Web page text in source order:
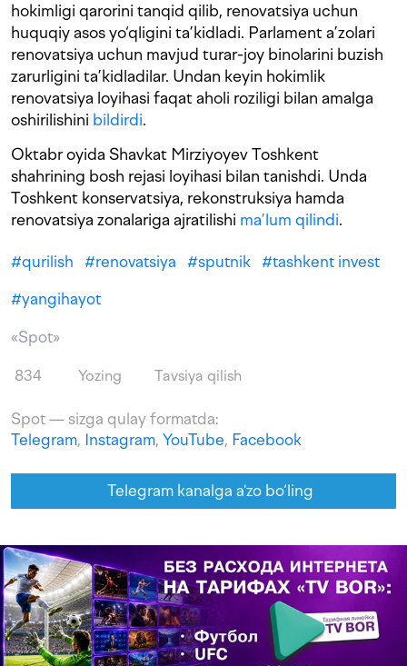
hokimligi qarorini tanqid qilib, renovatsiya uchun
huquqiy asos yo‘qligini ta’kidladi. Parlament a’zolari
renovatsiya uchun mavjud turar-joy binolarini buzish
zarurligini ta’kidladilar. Undan keyin hokimlik
renovatsiya loyihasi faqat aholi roziligi bilan amalga
oshirilishini bildirdi.
Oktabr oyida Shavkat Mirziyoyev Toshkent
shahrining bosh rejasi loyihasi bilan tanishdi. Unda
Toshkent konservatsiya, rekonstruksiya hamda
renovatsiya zonalariga ajratilishi ma’lum qilindi.
#qurilish #renovatsiya #sputnik #tashkent invest
#yangihayot
«Spot»
834 Yozing Tavsiya qilish
Spot — sizga qulay formatda:
Telegram, Instagram, YouTube, Facebook
Telegram kanalga a'zo bo‘ling